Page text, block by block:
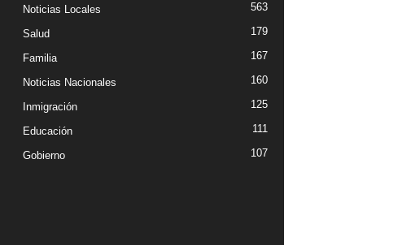
Noticias Locales 563
Salud 179
Familia 167
Noticias Nacionales 160
Inmigración 125
Educación 111
Gobierno 107